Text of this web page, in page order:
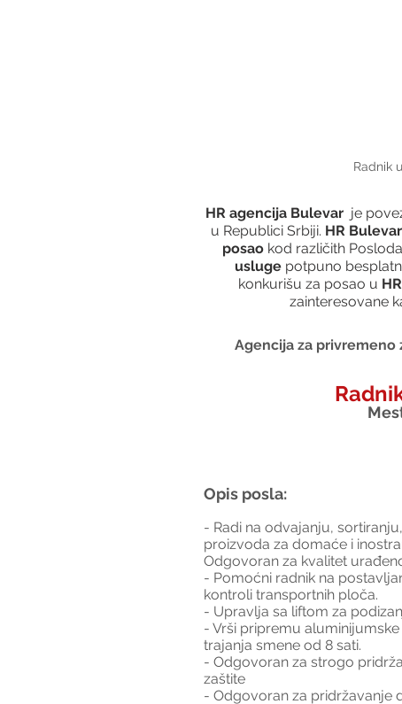
Radnik
HR agencija Bulevar
je
u Republici Srbiji. HR Bulevar
posao kod različith
usluge potpuno
konkurišu za posao u
zainteresovane
Agencija za privremeno
Opis posla:
- Radi na odvajanju,
proizvoda za domaće i
Odgovoran za kvalitet
- Pomoćni radnik na
kontroli transportnih ploča.
- Upravlja sa liftom za
- Vrši pripremu
trajanja smene od 8 sati.
- Odgovoran za strogo
zaštite
- Odgovoran za pridržavanje